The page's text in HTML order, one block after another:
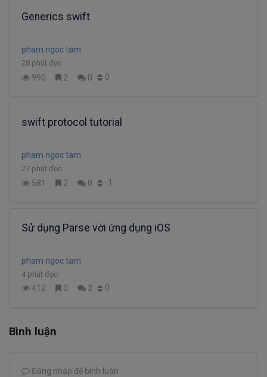
Generics swift
pham ngoc tam
28 phút đọc
990 2 0 0
swift protocol tutorial
pham ngoc tam
27 phút đọc
581 2 0 -1
Sử dụng Parse với ứng dụng iOS
pham ngoc tam
4 phút đọc
412 0 2 0
Bình luận
Đăng nhập để bình luận